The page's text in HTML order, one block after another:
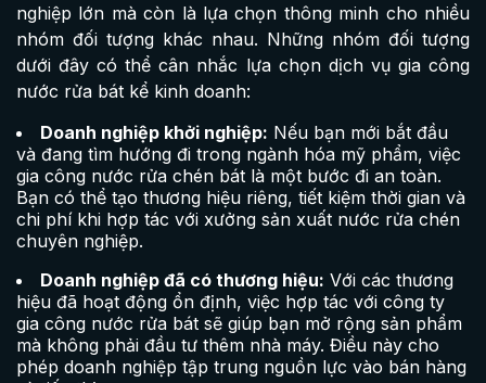
nghiệp lớn mà còn là lựa chọn thông minh cho nhiều
nhóm đối tượng khác nhau. Những nhóm đối tượng
dưới đây có thể cân nhắc lựa chọn dịch vụ gia công
nước rửa bát kể kinh doanh:
Doanh nghiệp khởi nghiệp: Nếu bạn mới bắt đầu
và đang tìm hướng đi trong ngành hóa mỹ phẩm, việc
gia công nước rửa chén bát là một bước đi an toàn.
Bạn có thể tạo thương hiệu riêng, tiết kiệm thời gian và
chi phí khi hợp tác với xưởng sản xuất nước rửa chén
chuyên nghiệp.
Doanh nghiệp đã có thương hiệu: Với các thương
hiệu đã hoạt động ổn định, việc hợp tác với công ty
gia công nước rửa bát sẽ giúp bạn mở rộng sản phẩm
mà không phải đầu tư thêm nhà máy. Điều này cho
phép doanh nghiệp tập trung nguồn lực vào bán hàng